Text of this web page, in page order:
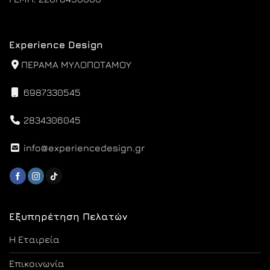
Εξυπηρέτηση Πελατών
Η Εταιρεία
Επικοινωνία
Experience Design
ΠΕΡΑΜΑ ΜΥΛΟΠΟΤΑΜΟΥ
6987330545
2834306045
info@experiencedesign.gr